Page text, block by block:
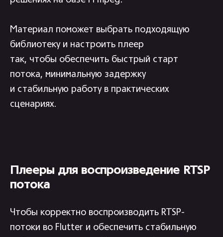
Материал поможет выбрать подходящую
библиотеку и настроить плеер
так, чтобы обеспечить быстрый старт
потока, минимальную задержку
и стабильную работу в практических
сценариях.
Плееры для воспроизведение RTSP
потока
Чтобы корректно воспроизводить RTSP-
потоки во Flutter и обеспечить стабильную